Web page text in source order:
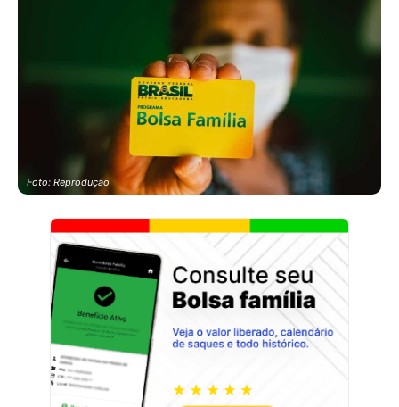
Foto: Reprodução